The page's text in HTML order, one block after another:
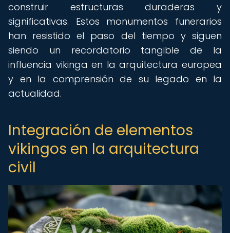
construir estructuras duraderas y
significativas. Estos monumentos funerarios
han resistido el paso del tiempo y siguen
siendo un recordatorio tangible de la
influencia vikinga en la arquitectura europea
y en la comprensión de su legado en la
actualidad.
Integración de elementos
vikingos en la arquitectura
civil